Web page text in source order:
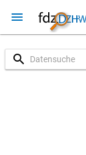
menu
search